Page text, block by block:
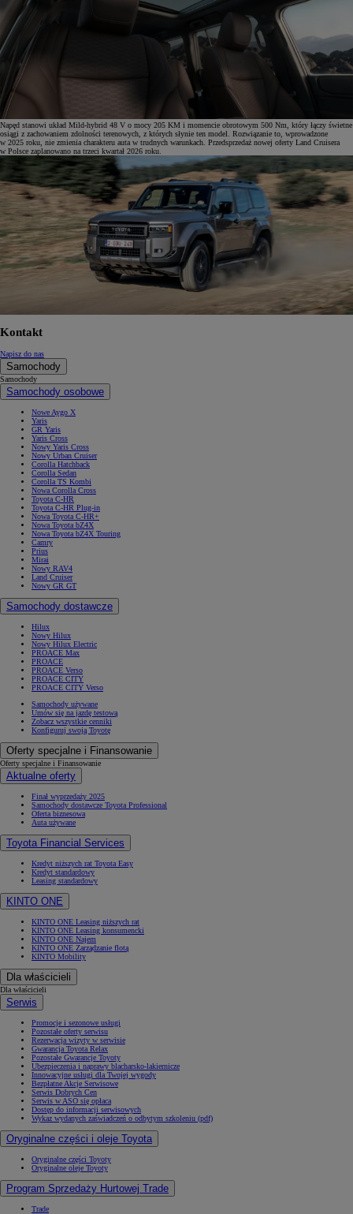
Napęd stanowi układ Mild-hybrid 48 V o mocy 205 KM i momencie obrotowym 500 Nm, który łączy świetne
osiągi z zachowaniem zdolności terenowych, z których słynie ten model. Rozwiązanie to, wprowadzone
w 2025 roku, nie zmienia charakteru auta w trudnych warunkach. Przedsprzedaż nowej oferty Land Cruisera
w Polsce zaplanowano na trzeci kwartał 2026 roku.
Kontakt
Napisz do nas
Samochody
Samochody
Samochody osobowe
Nowe Aygo X
Yaris
GR Yaris
Yaris Cross
Nowy Yaris Cross
Nowy Urban Cruiser
Corolla Hatchback
Corolla Sedan
Corolla TS Kombi
Nowa Corolla Cross
Toyota C-HR
Toyota C-HR Plug-in
Nowa Toyota C-HR+
Nowa Toyota bZ4X
Nowa Toyota bZ4X Touring
Camry
Prius
Mirai
Nowy RAV4
Land Cruiser
Nowy GR GT
Samochody dostawcze
Hilux
Nowy Hilux
Nowy Hilux Electric
PROACE Max
PROACE
PROACE Verso
PROACE CITY
PROACE CITY Verso
Samochody używane
Umów się na jazdę testową
Zobacz wszystkie cenniki
Konfiguruj swoją Toyotę
Oferty specjalne i Finansowanie
Oferty specjalne i Finansowanie
Aktualne oferty
Finał wyprzedaży 2025
Samochody dostawcze Toyota Professional
Oferta biznesowa
Auta używane
Toyota Financial Services
Kredyt niższych rat Toyota Easy
Kredyt standardowy
Leasing standardowy
KINTO ONE
KINTO ONE Leasing niższych rat
KINTO ONE Leasing konsumencki
KINTO ONE Najem
KINTO ONE Zarządzanie flotą
KINTO Mobility
Dla właścicieli
Dla właścicieli
Serwis
Promocje i sezonowe usługi
Pozostałe oferty serwisu
Rezerwacja wizyty w serwisie
Gwarancja Toyota Relax
Pozostałe Gwarancje Toyoty
Ubezpieczenia i naprawy blacharsko-lakiernicze
Innowacyjne usługi dla Twojej wygody
Bezpłatne Akcje Serwisowe
Serwis Dobrych Cen
Serwis w ASO się opłaca
Dostęp do informacji serwisowych
Wykaz wydanych zaświadczeń o odbytym szkoleniu (pdf)
Oryginalne części i oleje Toyota
Oryginalne części Toyoty
Oryginalne oleje Toyoty
Program Sprzedaży Hurtowej Trade
Trade